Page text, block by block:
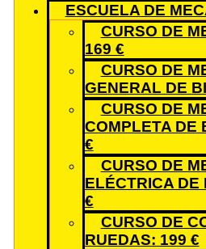
ESCUELA DE
CURSO DE
169 €
CURSO DE
GENERAL DE
CURSO DE
COMPLETA DE
€
CURSO DE
ELÉCTRICA DE
€
CURSO DE
RUEDAS: 199 €